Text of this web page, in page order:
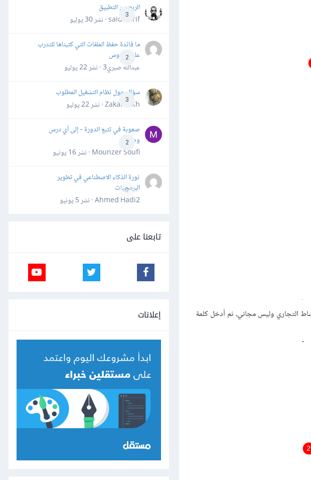
التجاري وليس مجاني، ثم أدخل كلمة
3
الربح من التطبيق
said darif · نشر
30 يوليو
2
ما فائدة حفظ الملفات التي كتبناها للتدرب
على الدروس
عبدالله صبري3 · نشر
22 يوليو
3
سؤال حول نظام التشغيل المطلوب
Zakaria Kh · نشر
22 يوليو
2
صعوبة في تتبع الدورة - إلى أي درس
وصلت؟
Mounzer Soufi · نشر
16 يونيو
0
ثورة الذكاء الاصطناعي في تطوير
البرمجيات
Ahmed Hadi2 · نشر
5 يونيو
تابعنا على
إعلانات